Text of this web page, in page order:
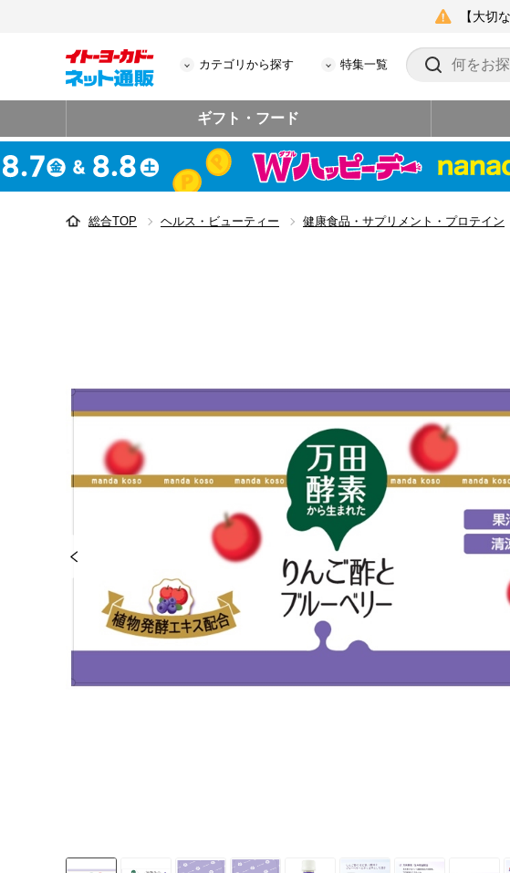
【大切
カテゴリから探す 特集一覧
ギフト・フード
総合TOP ヘルス・ビューティー 健康食品・サプリメント・プロテイン